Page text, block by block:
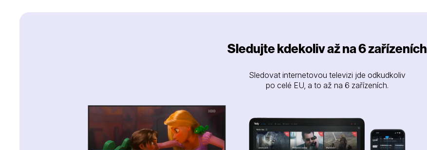
Sledujte kdekoliv až na 6 zařízeních
Sledovat internetovou televizi jde odkudkoliv
po celé EU, a to až na 6 zařízeních.